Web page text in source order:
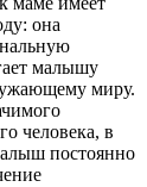
она
малышу
миру.
человека, в
постоянно